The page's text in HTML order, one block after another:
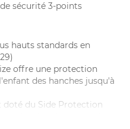
sécurité 3-points
hauts standards en
offre une protection
des hanches jusqu'à
doté du Side Protection